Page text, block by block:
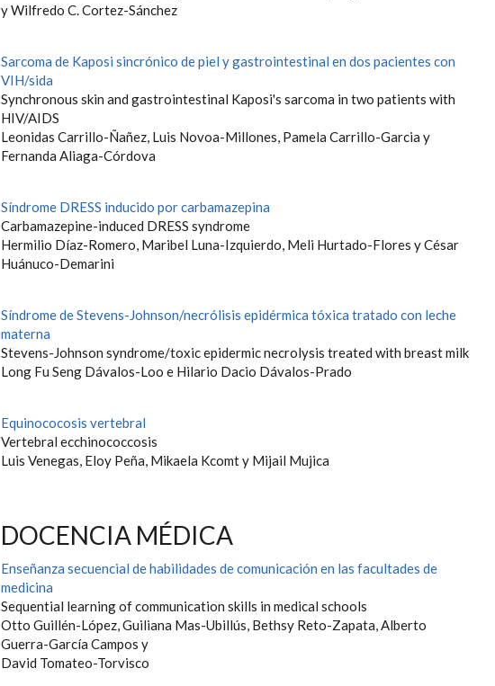
y Wilfredo C. Cortez-Sánchez
Sarcoma de Kaposi sincrónico de piel y gastrointestinal en dos pacientes con
VIH/sida
Synchronous skin and gastrointestinal Kaposi's sarcoma in two patients with
HIV/AIDS
Leonidas Carrillo-Ñañez, Luis Novoa-Millones, Pamela Carrillo-Garcia y
Fernanda Aliaga-Córdova
Síndrome DRESS inducido por carbamazepina
Carbamazepine-induced DRESS syndrome
Hermilio Díaz-Romero, Maribel Luna-Izquierdo, Meli Hurtado-Flores y César
Huánuco-Demarini
Síndrome de Stevens-Johnson/necrólisis epidérmica tóxica tratado con leche
materna
Stevens-Johnson syndrome/toxic epidermic necrolysis treated with breast milk
Long Fu Seng Dávalos-Loo e Hilario Dacio Dávalos-Prado
Equinococosis vertebral
Vertebral ecchinococcosis
Luis Venegas, Eloy Peña, Mikaela Kcomt y Mijail Mujica
DOCENCIA MÉDICA
Enseñanza secuencial de habilidades de comunicación en las facultades de
medicina
Sequential learning of communication skills in medical schools
Otto Guillén-López, Guiliana Mas-Ubillús, Bethsy Reto-Zapata, Alberto
Guerra-García Campos y
David Tomateo-Torvisco